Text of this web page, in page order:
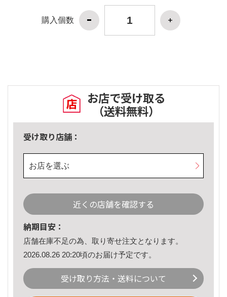
購入個数
お店で受け取る
（送料無料）
受け取り店舗：
お店を選ぶ
近くの店舗を確認する
納期目安：
店舗在庫不足の為、取り寄せ注文となります。
2026.08.26 20:20頃のお届け予定です。
受け取り方法・送料について